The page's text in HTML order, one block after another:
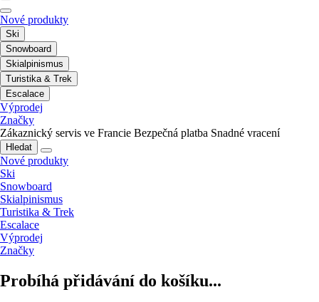
Nové produkty
Ski
Snowboard
Skialpinismus
Turistika & Trek
Escalace
Výprodej
Značky
Zákaznický servis ve Francie Bezpečná platba Snadné vracení
Hledat
Nové produkty
Ski
Snowboard
Skialpinismus
Turistika & Trek
Escalace
Výprodej
Značky
Probíhá přidávání do košíku...